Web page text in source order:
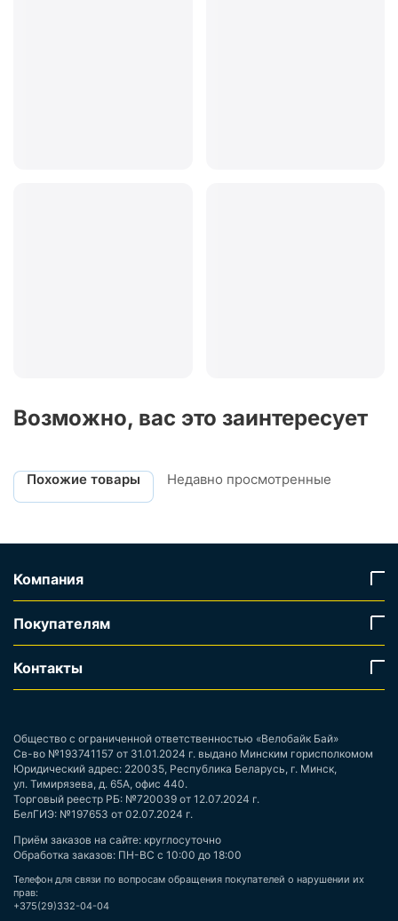
Возможно, вас это заинтересует
Похожие товары Недавно просмотренные
Компания
Покупателям
Контакты
Общество с ограниченной ответственностью «Велобайк Бай»
Св-во №193741157 от 31.01.2024 г. выдано Минским горисполкомом
Юридический адрес: 220035, Республика Беларусь, г. Минск,
ул. Тимирязева, д. 65А, офис 440.
Торговый реестр РБ: №720039 от 12.07.2024 г.
БелГИЭ: №197653 от 02.07.2024 г.
Приём заказов на сайте: круглосуточно
Обработка заказов: ПН-ВС с 10:00 до 18:00
Телефон для связи по вопросам обращения покупателей о нарушении их
прав:
+375(29)332-04-04